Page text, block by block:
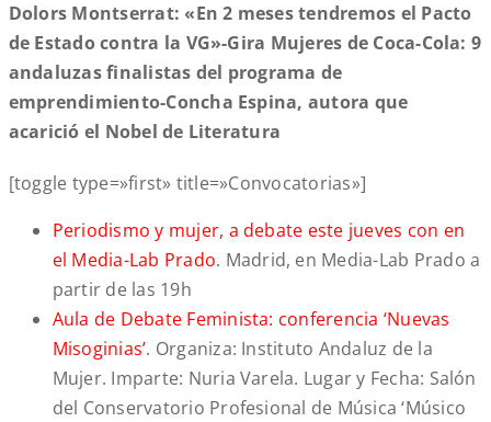
Dolors Montserrat: «En 2 meses tendremos el Pacto
de Estado contra la VG»-Gira Mujeres de Coca-Cola: 9
andaluzas finalistas del programa de
emprendimiento-Concha Espina, autora que
acarició el Nobel de Literatura
[toggle type=»first» title=»Convocatorias»]
Periodismo y mujer, a debate este jueves con en
el Media-Lab Prado. Madrid, en Media-Lab Prado a
partir de las 19h
Aula de Debate Feminista: conferencia ‘Nuevas
Misoginias’. Organiza: Instituto Andaluz de la
Mujer. Imparte: Nuria Varela. Lugar y Fecha: Salón
del Conservatorio Profesional de Música ‘Músico